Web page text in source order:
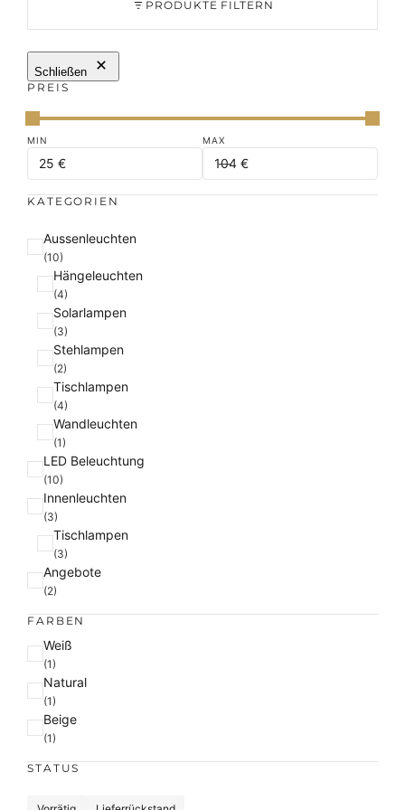
PRODUKTE FILTERN
Schließen
PREIS
KATEGORIEN
K
a
Aussenleuchten
(10)
Hängeleuchten
(4)
Solarlampen
(3)
Stehlampen
(2)
Tischlampen
(4)
Wandleuchten
(1)
LED Beleuchtung
(10)
Innenleuchten
(3)
Tischlampen
(3)
Angebote
(2)
FARBEN
F
a
r
b
e
Weiß
(1)
Natural
(1)
Beige
(1)
STATUS